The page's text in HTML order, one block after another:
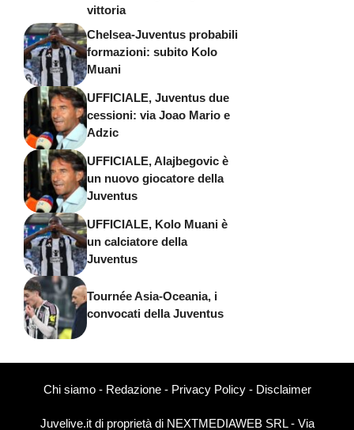
vittoria
Chelsea-Juventus probabili
formazioni: subito Kolo
Muani
UFFICIALE, Juventus due
cessioni: via Joao Mario e
Adzic
UFFICIALE, Alajbegovic è
un nuovo giocatore della
Juventus
UFFICIALE, Kolo Muani è
un calciatore della
Juventus
Tournée Asia-Oceania, i
convocati della Juventus
Chi siamo- Redazione- Privacy Policy- Disclaimer
Juvelive.it di proprietà di NEXTMEDIAWEB SRL - Via